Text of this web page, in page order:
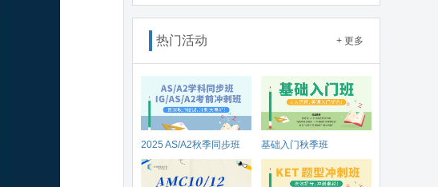
热门活动 + 更多
2025 AS/A2秋季同步班 基础入门秋季班